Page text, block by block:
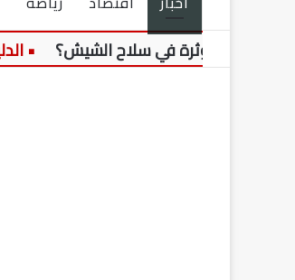
مؤثرة في سلاح الشيش؟